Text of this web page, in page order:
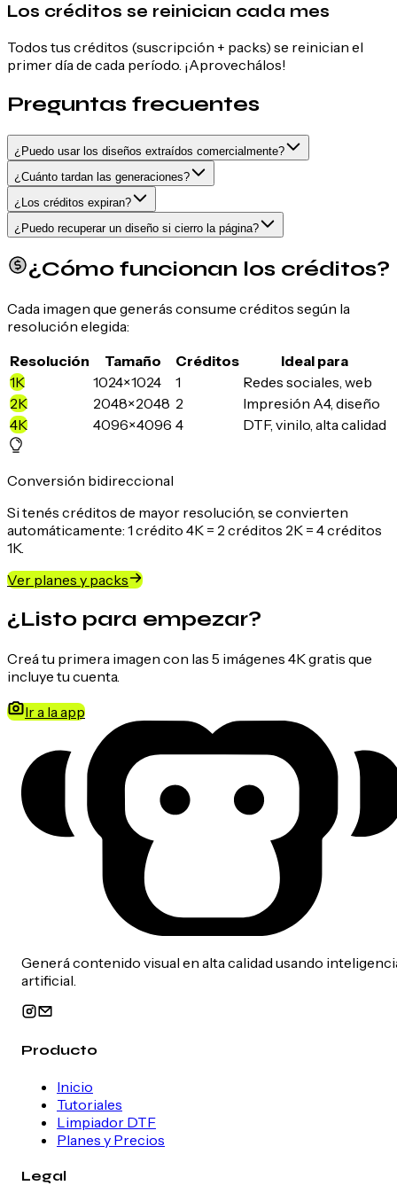
Los créditos se reinician cada mes
Todos tus créditos (suscripción + packs) se reinician el
primer día de cada período. ¡Aprovechálos!
Preguntas frecuentes
¿Puedo usar los diseños extraídos comercialmente?
¿Cuánto tardan las generaciones?
¿Los créditos expiran?
¿Puedo recuperar un diseño si cierro la página?
¿Cómo funcionan los créditos?
Cada imagen que generás consume créditos según la
resolución elegida:
Resolución
Tamaño Créditos
Ideal para
1K
1024×1024 1
Redes sociales, web
2K
2048×2048 2
Impresión A4, diseño
4K
4096×4096 4 DTF, vinilo, alta calidad
Conversión bidireccional
Si tenés créditos de mayor resolución, se convierten
automáticamente: 1 crédito 4K = 2 créditos 2K = 4 créditos
1K.
Ver planes y packs
¿Listo para empezar?
Creá tu primera imagen con las 5 imágenes 4K gratis que
incluye tu cuenta.
Ir a la app
Generá contenido visual en alta calidad usando
artificial.
Producto
Inicio
Tutoriales
Limpiador DTF
Planes y Precios
Legal